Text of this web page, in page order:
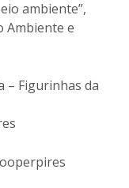
ambiente”,
Ambiente e
– Figurinhas da